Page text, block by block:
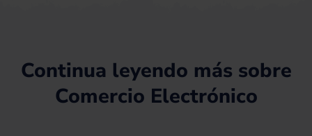
Continua leyendo más sobre
Comercio Electrónico